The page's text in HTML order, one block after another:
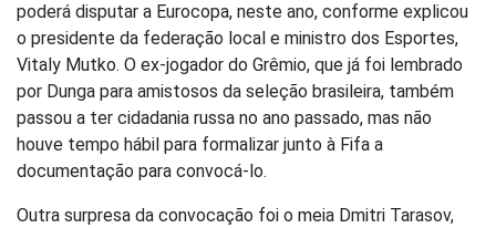
poderá disputar a Eurocopa, neste ano, conforme explicou
o presidente da federação local e ministro dos Esportes,
Vitaly Mutko. O ex-jogador do Grêmio, que já foi lembrado
por Dunga para amistosos da seleção brasileira, também
passou a ter cidadania russa no ano passado, mas não
houve tempo hábil para formalizar junto à Fifa a
documentação para convocá-lo.
Outra surpresa da convocação foi o meia Dmitri Tarasov,